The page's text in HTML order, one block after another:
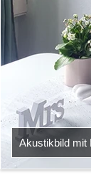
Akustikbild mit